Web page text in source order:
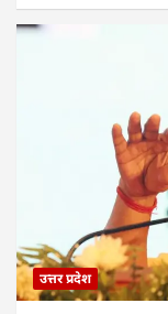
उत्तर प्रदेश